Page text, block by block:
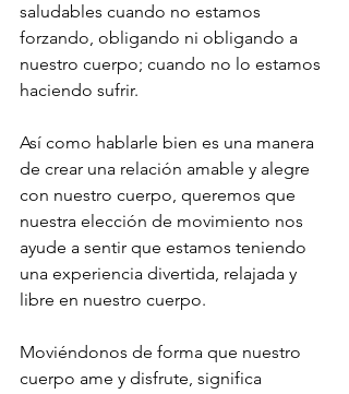
saludables cuando no estamos
forzando, obligando ni obligando a
nuestro cuerpo; cuando no lo estamos
haciendo sufrir.
Así como hablarle bien es una manera
de crear una relación amable y alegre
con nuestro cuerpo, queremos que
nuestra elección de movimiento nos
ayude a sentir que estamos teniendo
una experiencia divertida, relajada y
libre en nuestro cuerpo.
Moviéndonos de forma que nuestro
cuerpo ame y disfrute, significa